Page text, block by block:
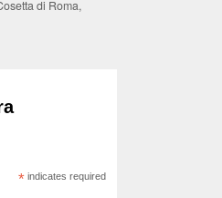
di Roma,
* indicates required